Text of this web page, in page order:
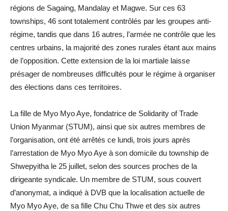
régions de Sagaing, Mandalay et Magwe. Sur ces 63
townships, 46 sont totalement contrôlés par les groupes anti-
régime, tandis que dans 16 autres, l’armée ne contrôle que les
centres urbains, la majorité des zones rurales étant aux mains
de l’opposition. Cette extension de la loi martiale laisse
présager de nombreuses difficultés pour le régime à organiser
des élections dans ces territoires.
La fille de Myo Myo Aye, fondatrice de Solidarity of Trade
Union Myanmar (STUM), ainsi que six autres membres de
l’organisation, ont été arrêtés ce lundi, trois jours après
l’arrestation de Myo Myo Aye à son domicile du township de
Shwepyitha le 25 juillet, selon des sources proches de la
dirigeante syndicale. Un membre de STUM, sous couvert
d’anonymat, a indiqué à DVB que la localisation actuelle de
Myo Myo Aye, de sa fille Chu Chu Thwe et des six autres